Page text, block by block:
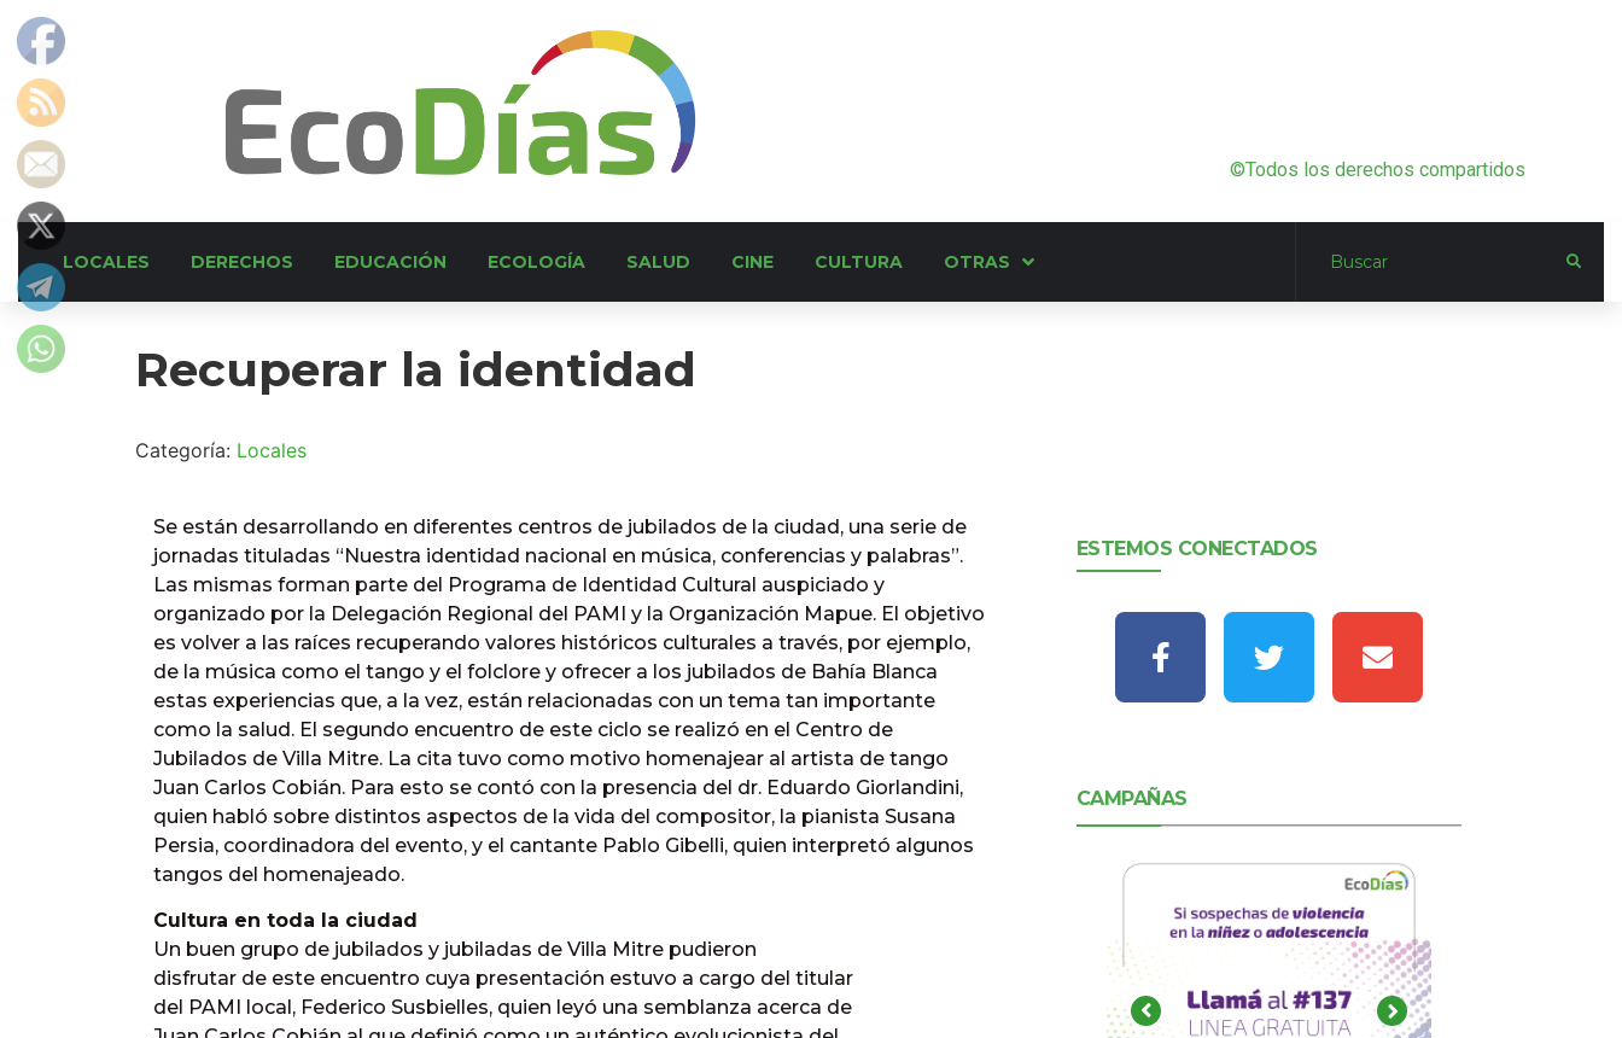
©Todos los derechos compartidos
LOCALES DERECHOS EDUCACIÓN ECOLOGÍA SALUD CINE CULTURA OTRAS
Recuperar la identidad
Categoría: Locales
Se están desarrollando en diferentes centros de jubilados de la ciudad, una serie de
jornadas tituladas “Nuestra identidad nacional en música, conferencias y palabras”.
Las mismas forman parte del Programa de Identidad Cultural auspiciado y
organizado por la Delegación Regional del PAMI y la Organización Mapue. El objetivo
es volver a las raíces recuperando valores históricos culturales a través, por ejemplo,
de la música como el tango y el folclore y ofrecer a los jubilados de Bahía Blanca
estas experiencias que, a la vez, están relacionadas con un tema tan importante
como la salud. El segundo encuentro de este ciclo se realizó en el Centro de
Jubilados de Villa Mitre. La cita tuvo como motivo homenajear al artista de tango
Juan Carlos Cobián. Para esto se contó con la presencia del dr. Eduardo Giorlandini,
quien habló sobre distintos aspectos de la vida del compositor, la pianista Susana
Persia, coordinadora del evento, y el cantante Pablo Gibelli, quien interpretó algunos
tangos del homenajeado.
Cultura en toda la ciudad
Un buen grupo de jubilados y jubiladas de Villa Mitre pudieron
disfrutar de este encuentro cuya presentación estuvo a cargo del titular
del PAMI local, Federico Susbielles, quien leyó una semblanza acerca de
ESTEMOS CONECTADOS
CAMPAÑAS